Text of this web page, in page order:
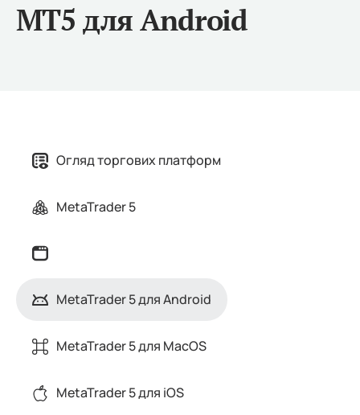
Акції
MT5 для Android
Огляд торгових платформ
MetaTrader 5
MetaTrader 5 для Android
MetaTrader 5 для MacOS
MetaTrader 5 для iOS